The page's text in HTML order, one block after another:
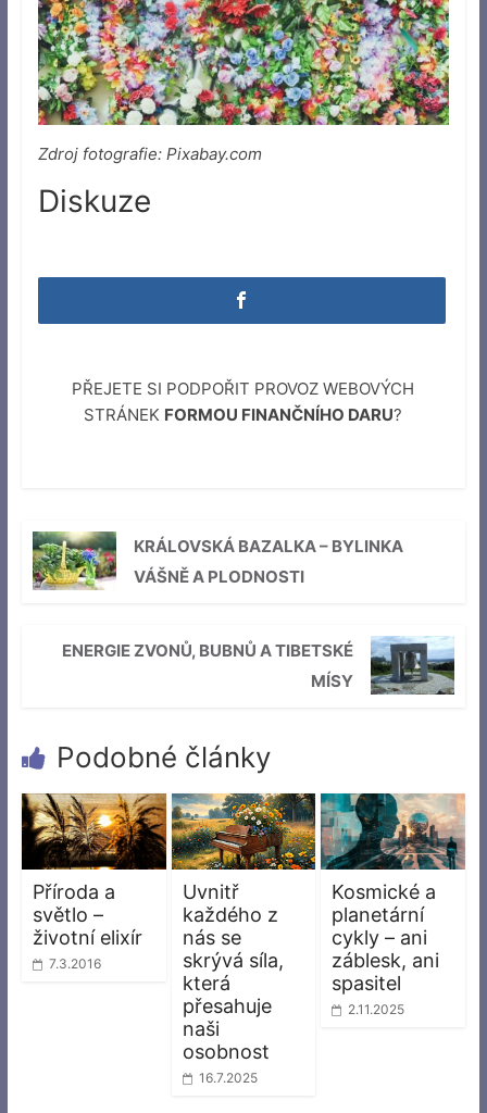
Zdroj fotografie: Pixabay.com
Diskuze
PŘEJETE SI PODPOŘIT PROVOZ WEBOVÝCH
STRÁNEK FORMOU FINANČNÍHO DARU?
KRÁLOVSKÁ BAZALKA – BYLINKA
VÁŠNĚ A PLODNOSTI
ENERGIE ZVONŮ, BUBNŮ A TIBETSKÉ
MÍSY
Podobné články
Příroda a
světlo –
životní elixír
7.3.2016
Uvnitř
každého z
nás se
skrývá síla,
která
přesahuje
naši
osobnost
16.7.2025
Kosmické a
planetární
cykly – ani
záblesk, ani
spasitel
2.11.2025